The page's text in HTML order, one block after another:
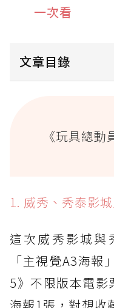
一次看
文章目錄
2. 特殊版本電
《玩具總動員5
2. 威秀影城：
票卡夾仔
3. 秀泰影城：角
《玩具總
1. 威秀、秀泰影
這次威秀影城與
「主視覺A3海報
5》不限版本電影